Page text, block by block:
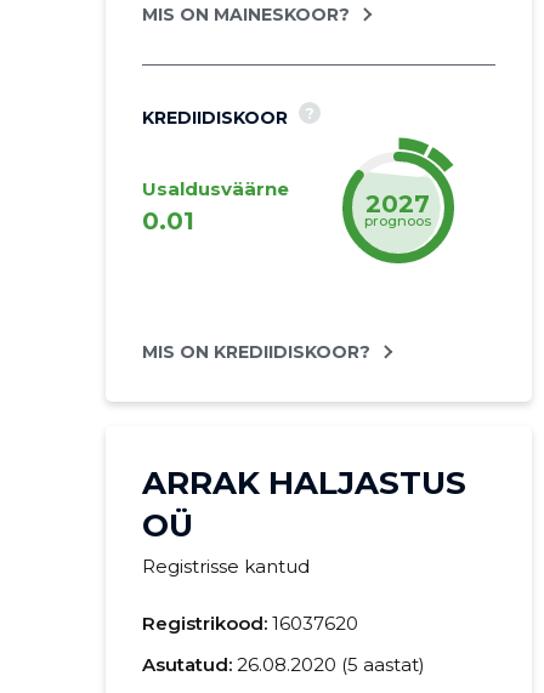
MIS ON MAINESKOOR?
KREDIIDISKOOR ?
Usaldusväärne
0.01
2027
prognoos
MIS ON KREDIIDISKOOR?
ARRAK HALJASTUS
OÜ
Registrisse kantud
Registrikood: 16037620
Asutatud: 26.08.2020 (5 aastat)